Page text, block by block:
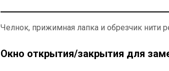
Челнок, прижимная лапка и обрезчик нити
Окно открытия/закрытия для